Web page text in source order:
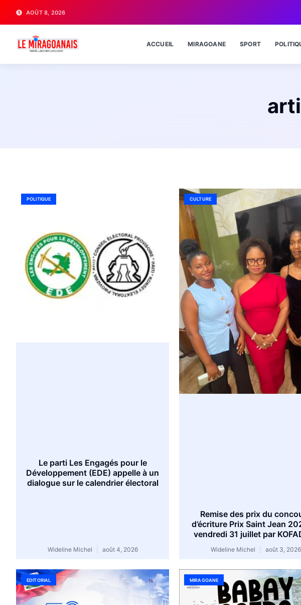
AOÛT 8, 2026
ACCUEIL MIRAGOANE SPORT
POLITIQUE
Le parti Les Engagés pour le
Développement (EDE) appelle à un
dialogue sur le calendrier électoral
Wideline Michel août 4, 2026
CULTURE
Remise des prix du
d’écriture Prix Saint Jean
vendredi 31 juillet par
Wideline Michel août 3, 2026
EDITORIAL MIRAGOANE